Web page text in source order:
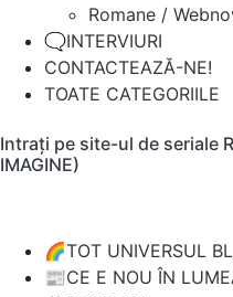
Romane /
🗨️INTERVIURI
CONTACTEAZĂ-NE!
TOATE CATEGORIILE
Intrați pe site-ul de seriale
IMAGINE)
🌈TOT UNIVERSUL
📰CE E NOU ÎN